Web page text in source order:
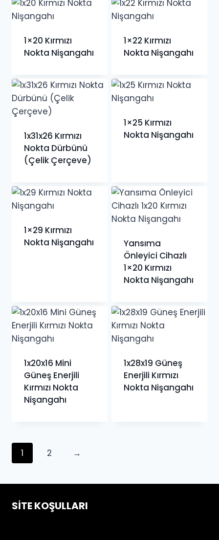
1×20 Kırmızı
Nokta Nişangahı
1×22 Kırmızı
Nokta Nişangahı
1x31x26 Kırmızı
Nokta Dürbünü
(Çelik Çerçeve)
1×25 Kırmızı
Nokta Nişangahı
1×29 Kırmızı
Nokta Nişangahı
Yansıma
Önleyici Cihazlı
1×20 Kırmızı
Nokta Nişangahı
1x20x16 Mini
Güneş Enerjili
Kırmızı Nokta
Nişangahı
1x28x19 Güneş
Enerjili Kırmızı
Nokta Nişangahı
1 2 →
SITE KOŞULLARI